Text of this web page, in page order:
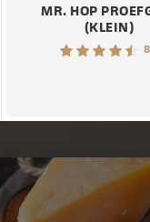
MR. HOP
(KLEIN)